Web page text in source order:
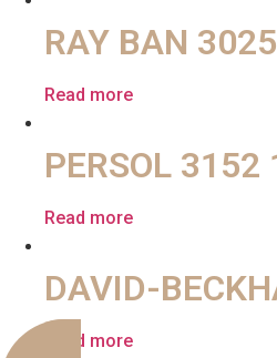
RAY BAN
Read more
PERSOL
Read more
DAVID-
Read more